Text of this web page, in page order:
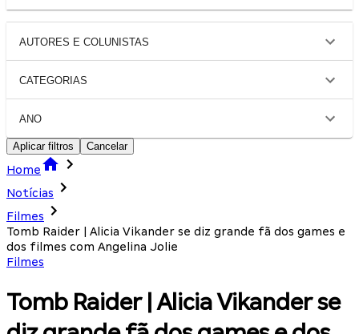
AUTORES E COLUNISTAS
CATEGORIAS
ANO
Aplicar filtros Cancelar
Home
Notícias
Filmes
Tomb Raider | Alicia Vikander se diz grande fã dos games e
dos filmes com Angelina Jolie
Filmes
Tomb Raider | Alicia Vikander se